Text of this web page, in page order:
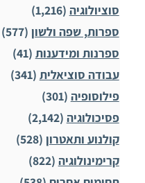
סוציולוגיה (1,216)
ספרות, שפה ולשון (577)
ספרנות ומידענות (41)
עבודה סוציאלית (341)
פילוסופיה (301)
פסיכולוגיה (2,142)
קולנוע ותאטרון (528)
קרימינולוגיה (822)